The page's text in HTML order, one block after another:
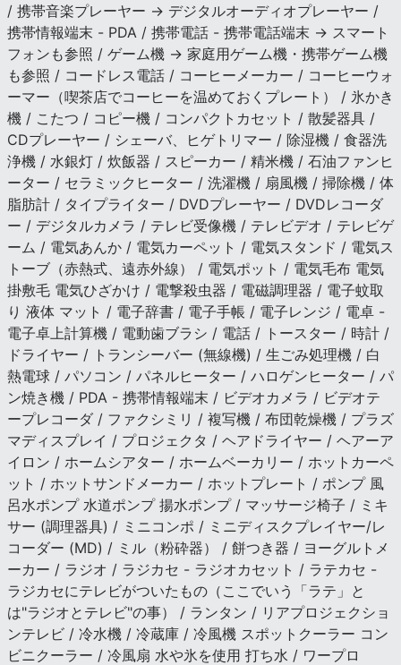
/ 携帯音楽プレーヤー → デジタルオーディオプレーヤー /
携帯情報端末 - PDA / 携帯電話 - 携帯電話端末 → スマート
フォンも参照 / ゲーム機 → 家庭用ゲーム機・携帯ゲーム機
も参照 / コードレス電話 / コーヒーメーカー / コーヒーウォ
ーマー（喫茶店でコーヒーを温めておくプレート） / 氷かき
機 / こたつ / コピー機 / コンパクトカセット / 散髪器具 /
CDプレーヤー / シェーバ、ヒゲトリマー / 除湿機 / 食器洗
浄機 / 水銀灯 / 炊飯器 / スピーカー / 精米機 / 石油ファンヒ
ーター / セラミックヒーター / 洗濯機 / 扇風機 / 掃除機 / 体
脂肪計 / タイプライター / DVDプレーヤー / DVDレコーダ
ー / デジタルカメラ / テレビ受像機 / テレビデオ / テレビゲ
ーム / 電気あんか / 電気カーペット / 電気スタンド / 電気ス
トーブ（赤熱式、遠赤外線） / 電気ポット / 電気毛布 電気
掛敷毛 電気ひざかけ / 電撃殺虫器 / 電磁調理器 / 電子蚊取
り 液体 マット / 電子辞書 / 電子手帳 / 電子レンジ / 電卓 -
電子卓上計算機 / 電動歯ブラシ / 電話 / トースター / 時計 /
ドライヤー / トランシーバー (無線機) / 生ごみ処理機 / 白
熱電球 / パソコン / パネルヒーター / ハロゲンヒーター / パ
ン焼き機 / PDA - 携帯情報端末 / ビデオカメラ / ビデオテ
ープレコーダ / ファクシミリ / 複写機 / 布団乾燥機 / プラズ
マディスプレイ / プロジェクタ / ヘアドライヤー / ヘアーア
イロン / ホームシアター / ホームベーカリー / ホットカーペ
ット / ホットサンドメーカー / ホットプレート / ポンプ 風
呂水ポンプ 水道ポンプ 揚水ポンプ / マッサージ椅子 / ミキ
サー (調理器具) / ミニコンポ / ミニディスクプレイヤー/レ
コーダー (MD) / ミル（粉砕器） / 餅つき器 / ヨーグルトメ
ーカー / ラジオ / ラジカセ - ラジオカセット / ラテカセ -
ラジカセにテレビがついたもの（ここでいう「ラテ」と
は"ラジオとテレビ"の事） / ランタン / リアプロジェクショ
ンテレビ / 冷水機 / 冷蔵庫 / 冷風機 スポットクーラー コン
ビニクーラー / 冷風扇 水や氷を使用 打ち水 / ワープロ